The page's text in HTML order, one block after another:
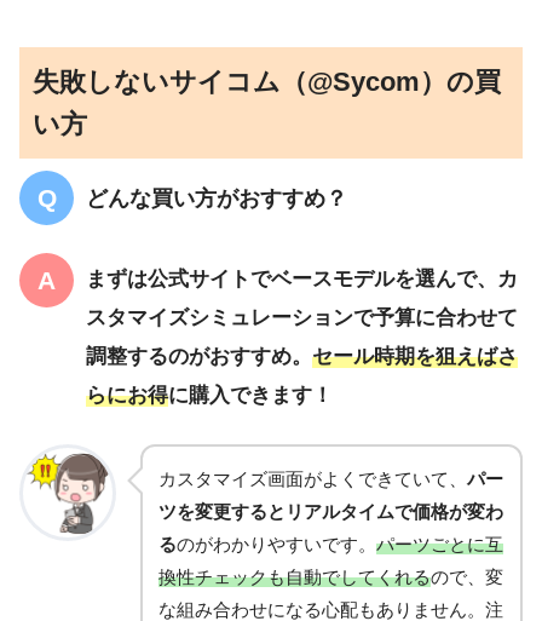
失敗しないサイコム（@Sycom）の買
い方
どんな買い方がおすすめ？
まずは公式サイトでベースモデルを選んで、
カ
スタマイズシミュレーションで予算に合わせて
調整するのがおすすめ。 セール時期を狙えばさ
らにお得に購入できます！
カスタマイズ画面がよくできていて、 パー
ツを変更するとリアルタイムで価格が変わ
るのがわかりやすいです。 パーツごとに互
換性チェックも自動でしてくれるので、変
な組み合わせになる心配もありません。注